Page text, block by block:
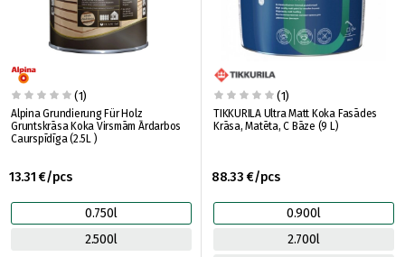
(1)
Alpina Grundierung Für Holz
Gruntskrāsa Koka Virsmām Ārdarbos
Caurspīdīga (2.5L )
13.31 €/pcs
0.750l
2.500l
(1)
TIKKURILA Ultra Matt Koka Fasādes
Krāsa, Matēta, C Bāze (9 L)
88.33 €/pcs
0.900l
2.700l